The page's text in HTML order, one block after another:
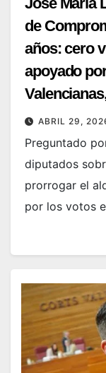
de
años: cero
apoyado
viviendas»
ABRIL 29,
Preguntado
diputados
prorrogar el
por los votos